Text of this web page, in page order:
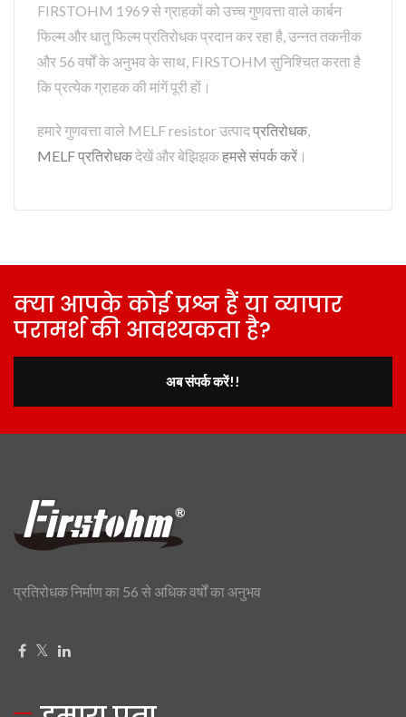
FIRSTOHM 1969 से ग्राहकों को उच्च गुणवत्ता वाले कार्बन
फिल्म और धातु फिल्म प्रतिरोधक प्रदान कर रहा है, उन्नत तकनीक
और 56 वर्षों के अनुभव के साथ, FIRSTOHM सुनिश्चित करता है
कि प्रत्येक ग्राहक की मांगें पूरी हों।
हमारे गुणवत्ता वाले MELF resistor उत्पादप्रतिरोधक
MELF प्रतिरोधकदेखें और बेझिझकहमसे संपर्क करें ।
क्या आपके कोई प्रश्न हैं या व्यापार
परामर्श की आवश्यकता है?
अब संपर्क करें!!
प्रतिरोधक निर्माण का 56 से अधिक वर्षों का अनुभव